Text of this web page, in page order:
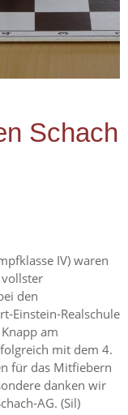
Schach
IV) waren
den
Einstein-Realschule
am
mit dem 4.
für das Mitfiebern
danken wir
AG. (Sil)